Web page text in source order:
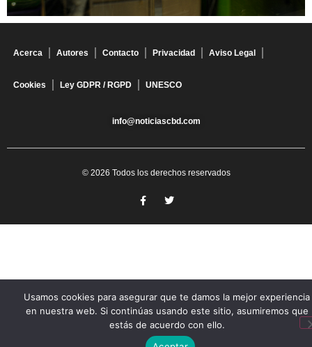
Acerca Autores Contacto Privacidad Aviso Legal
Cookies Ley GDPR / RGPD UNESCO
info@noticiascbd.com
© 2026 Todos los derechos reservados
Usamos cookies para asegurar que te damos la mejor experiencia
en nuestra web. Si continúas usando este sitio, asumiremos que
estás de acuerdo con ello.